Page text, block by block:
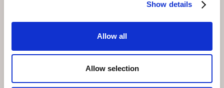
Show details
Allow all
Allow selection
bietet Frühbucherrabatte bis 30 Tage im Voraus und
ehrlich ein. Eine Überschätzung führt zu Frust und
Einstufungsfahrten an, bei denen ein Skilehrer Ihr
Fahren beurteilt und die passende Gruppe empfiehlt.
Morgenlektionen eignen sich für alle, die rasch